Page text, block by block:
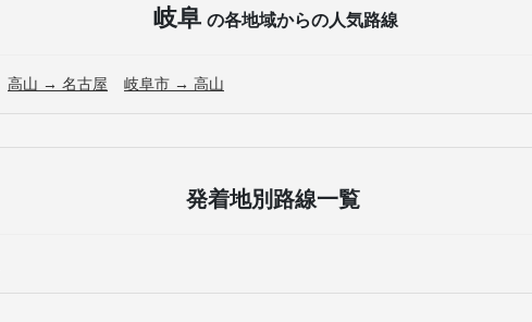
岐阜 の各地域からの人気路線
高山 → 名古屋 岐阜市 → 高山
発着地別路線一覧